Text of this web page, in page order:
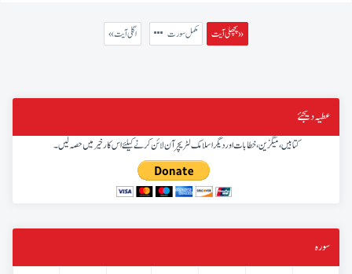
پچھلی آیت » مکمل سورت « اگلی آیت
عطیہ دیجئے
کتابیں، میگزین، خطابات اور دیگر اسلامک لٹریچر آن لائن کرنے کیلئے اس کار خیر میں حصہ لیں۔
سورہ